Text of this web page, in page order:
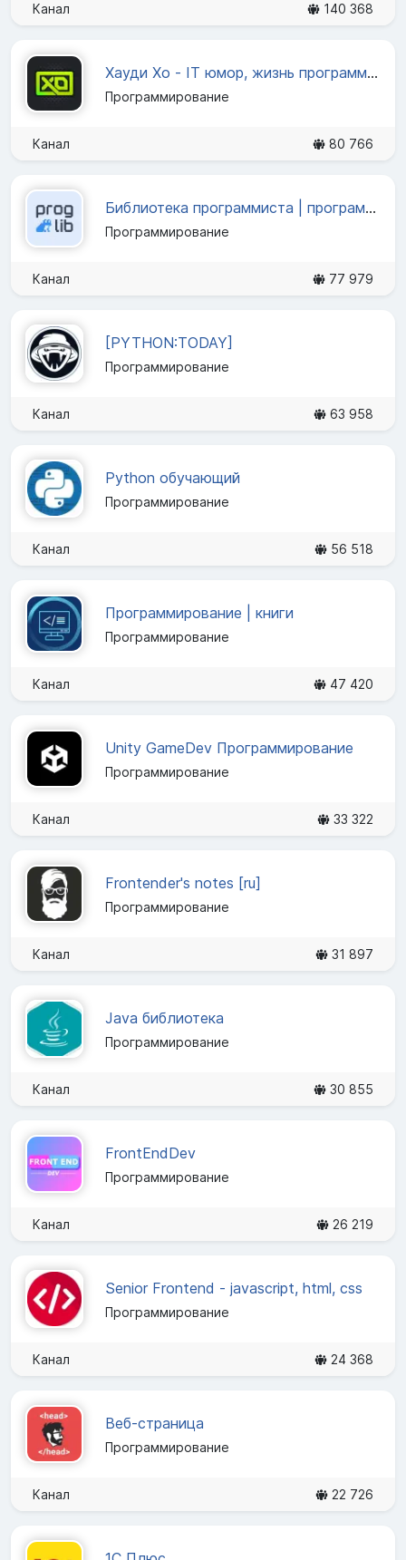
Канал 140 368
Хауди Хо - IT юмор, жизнь программиста
Программирование
Канал 80 766
Библиотека программиста | программирование, кодинг, разработка
Программирование
Канал 77 979
[PYTHON:TODAY]
Программирование
Канал 63 958
Python обучающий
Программирование
Канал 56 518
Программирование | книги
Программирование
Канал 47 420
Unity GameDev Программирование
Программирование
Канал 33 322
Frontender's notes [ru]
Программирование
Канал 31 897
Java библиотека
Программирование
Канал 30 855
FrontEndDev
Программирование
Канал 26 219
Senior Frontend - javascript, html, css
Программирование
Канал 24 368
Веб-страница
Программирование
Канал 22 726